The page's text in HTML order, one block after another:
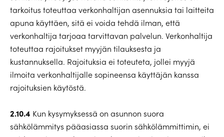
tarkoitus toteuttaa verkonhaltijan asennuksia tai laitteita
apuna käyttäen, sitä ei voida tehdä ilman, että
verkonhaltija tarjoaa tarvittavan palvelun. Verkonhaltija
toteuttaa rajoitukset myyjän tilauksesta ja
kustannuksella. Rajoituksia ei toteuteta, jollei myyjä
ilmoita verkonhaltijalle sopineensa käyttäjän kanssa
rajoituksien käytöstä.
2.10.4 Kun kysymyksessä on asunnon suora
sähkölämmitys pääasiassa suorin sähkölämmittimin, ei